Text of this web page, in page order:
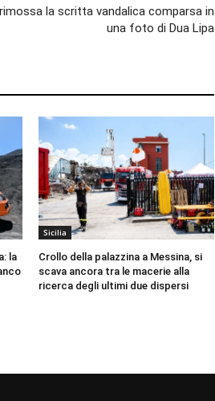
la scritta vandalica comparsa in
una foto di Dua Lipa
la
Sicilia
Crollo della palazzina a Messina, si
scava ancora tra le macerie alla
ricerca degli ultimi due dispersi